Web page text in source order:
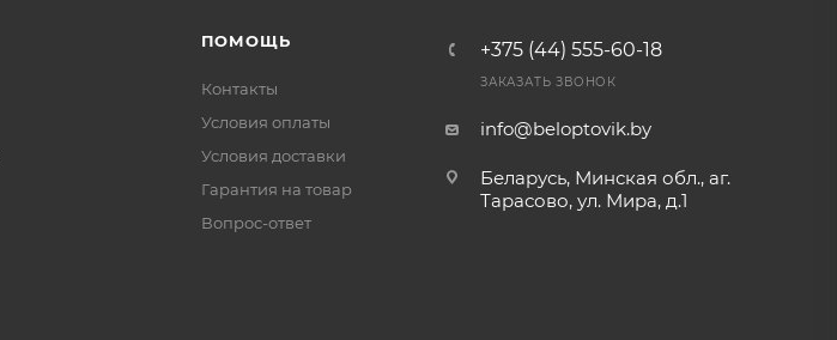
ПОМОЩЬ
Контакты
Условия оплаты
Условия доставки
Гарантия на товар
Вопрос-ответ
+375 (44) 555-60-18
ЗАКАЗАТЬ ЗВОНОК
info@beloptovik.by
Беларусь, Минская обл., аг.
Тарасово, ул. Мира, д.1